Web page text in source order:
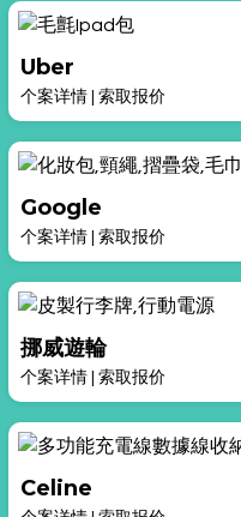
Uber
个案详情 索取报价
Google
个案详情 索取报价
挪威遊輪
个案详情 索取报价
Celine